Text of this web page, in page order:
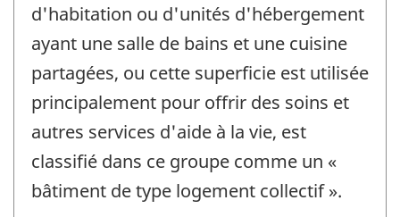
d'habitation ou d'unités d'hébergement
ayant une salle de bains et une cuisine
partagées, ou cette superficie est utilisée
principalement pour offrir des soins et
autres services d'aide à la vie, est
classifié dans ce groupe comme un «
bâtiment de type logement collectif ».